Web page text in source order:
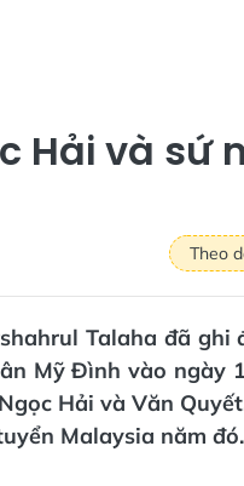
Hải và
Theo
Talaha đã ghi
Mỹ Đình vào ngày
Hải và Văn
Malaysia năm đó.